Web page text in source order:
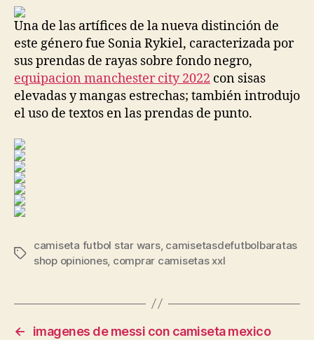
Una de las artífices de la nueva distinción de
este género fue Sonia Rykiel, caracterizada por
sus prendas de rayas sobre fondo negro,
equipacion manchester city 2022 con sisas
elevadas y mangas estrechas; también introdujo
el uso de textos en las prendas de punto.
Etiquetas
camiseta futbol star wars, camisetasdefutbolbaratas
shop opiniones, comprar camisetas xxl
←
imagenes de messi con camiseta mexico